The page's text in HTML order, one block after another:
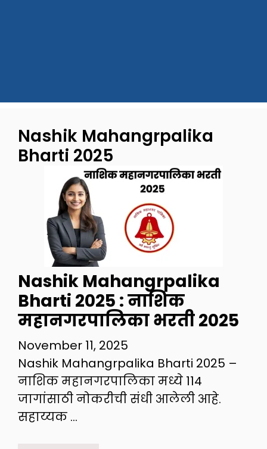
Nashik Mahangrpalika
Bharti 2025
Nashik Mahangrpalika
Bharti 2025 : नाशिक
महानगरपालिका भरती 2025
November 11, 2025
Nashik Mahangrpalika Bharti 2025 –
नाशिक महानगरपालिका मध्ये 114
जागांसाठी नोकरीची संधी आलेली आहे.
सहाय्यक …